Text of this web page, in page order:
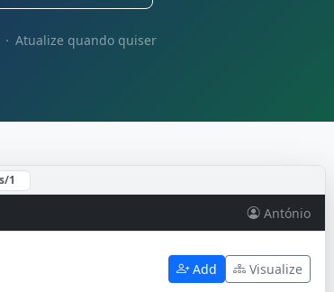
· Atualize quando quiser
1
António
Add Visualize